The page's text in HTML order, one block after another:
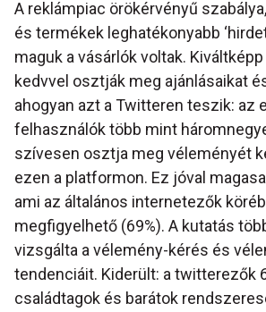
A reklámpiac örökérvényű
és termékek leghatékonyabb
maguk a vásárlók voltak.
kedvvel osztják meg ajánlásaikat
ahogyan azt a Twitteren teszik: az
felhasználók több mint
szívesen osztja meg véleményét
ezen a platformon. Ez jóval
ami az általános internetezők
megfigyelhető (69%). A kutatás
vizsgálta a vélemény-kérés és
tendenciáit. Kiderült: a twitterezők
családtagok és barátok